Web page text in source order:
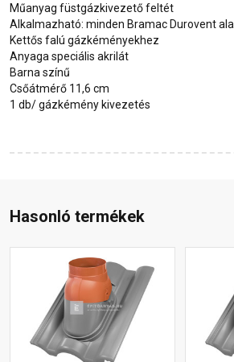
Műanyag füstgázkivezető feltét
Alkalmazható: minden Bramac Durovent
Kettős falú gázkéményekhez
Anyaga speciális akrilát
Barna színű
Csőátmérő 11,6 cm
1 db/ gázkémény kivezetés
Hasonló termékek